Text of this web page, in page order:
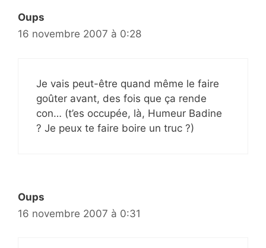
Oups
16 novembre 2007 à 0:28
Je vais peut-être quand même le faire
goûter avant, des fois que ça rende
con… (t’es occupée, là, Humeur Badine
? Je peux te faire boire un truc ?)
Oups
16 novembre 2007 à 0:31